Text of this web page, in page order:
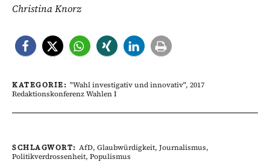
Christina Knorz
KATEGORIE: "Wahl investigativ und innovativ", 2017
Redaktionskonferenz Wahlen I
SCHLAGWORT: AfD, Glaubwürdigkeit, Journalismus,
Politikverdrossenheit, Populismus